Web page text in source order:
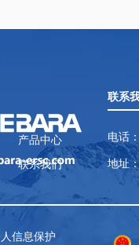
产品中心
联系我们
联系
电话
地址
信息保护